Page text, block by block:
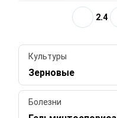
2.4
Культуры
Зерновые
Болезни